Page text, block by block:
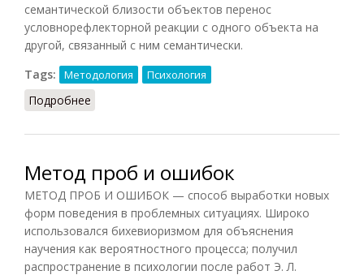
семантической близости объектов перенос
условнорефлекторной реакции с одного объекта на
другой, связанный с ним семантически.
Tags:
Методология Психология
Подробнее
Метод проб и ошибок
МЕТОД ПРОБ И ОШИБОК — способ выработки новых
форм поведения в проблемных ситуациях. Широко
использовался бихевиоризмом для объяснения
научения как вероятностного процесса; получил
распространение в психологии после работ Э. Л.